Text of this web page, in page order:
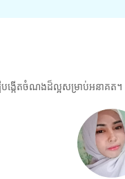
ង្កើតចំណងដ៏ល្អសម្រាប់អនាគត។